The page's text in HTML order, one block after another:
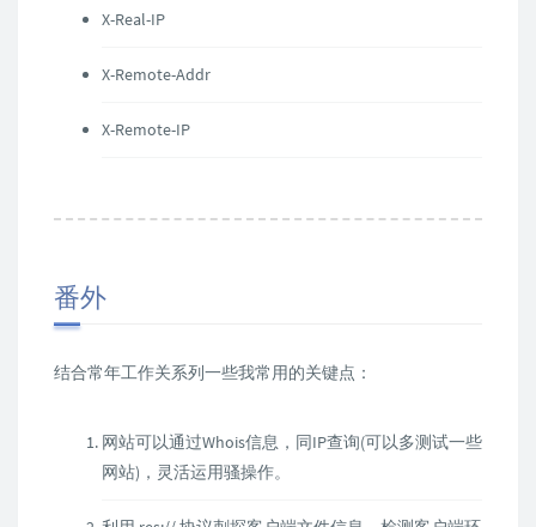
X-Real-IP
X-Remote-Addr
X-Remote-IP
番外
结合常年工作关系列一些我常用的关键点：
网站可以通过Whois信息，同IP查询(可以多测试一些
网站)，灵活运用骚操作。